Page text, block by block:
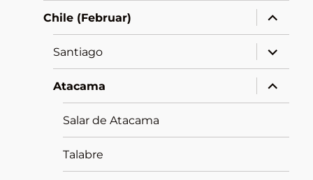
Chile (Februar)
öffnen
Santiago
öffnen
Atacama
öffnen
Salar de Atacama
Talabre